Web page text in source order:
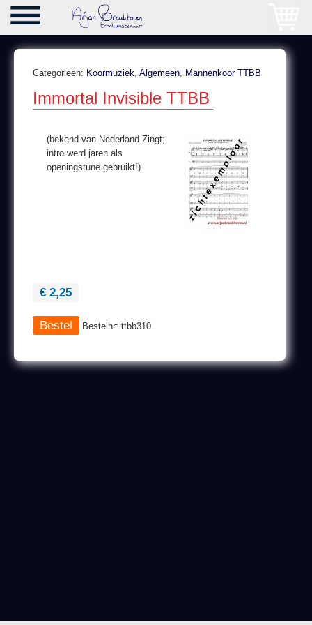
Categorieën: Koormuziek, Algemeen, Mannenkoor TTBB
Immortal Invisible TTBB
(bekend van Nederland Zingt;
intro werd jaren als
openingstune gebruikt!)
€ 2,25
Bestelnr: ttbb310